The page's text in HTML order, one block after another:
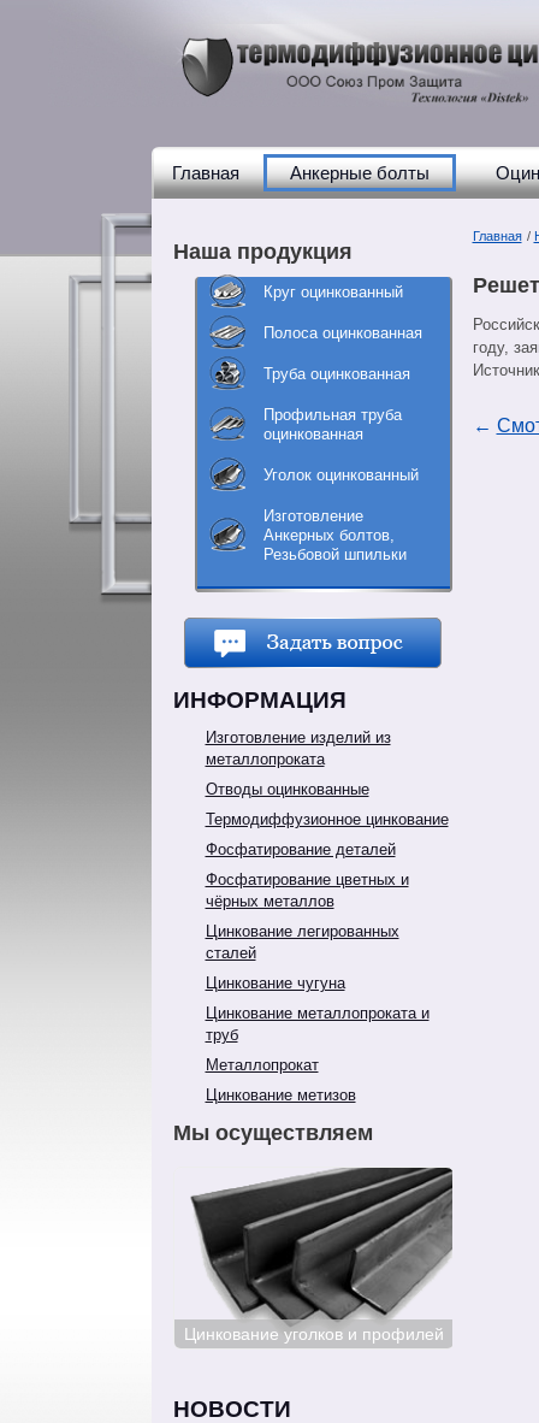
Главная Анкерные болты
Наша продукция
Круг оцинкованный
Полоса оцинкованная
Труба оцинкованная
Профильная труба
оцинкованная
Уголок оцинкованный
Изготовление
Анкерных болтов,
Резьбовой шпильки
ИНФОРМАЦИЯ
Изготовление изделий из
металлопроката
Отводы оцинкованные
Термодиффузионное цинкование
Фосфатирование деталей
Фосфатирование цветных и
чёрных металлов
Цинкование легированных
сталей
Цинкование чугуна
Цинкование металлопроката и
труб
Металлопрокат
Цинкование метизов
Мы осуществляем
Цинкование уголков и профилей
НОВОСТИ
Главная /
году,
←